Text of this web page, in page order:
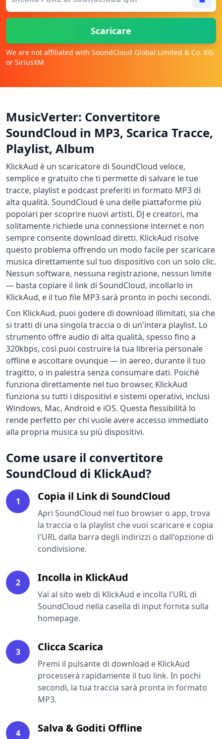
Scaricare
We are not affiliated with SoundCloud Global Limited & Co. KG
or SiriusXM
MusicVerter: Convertitore
SoundCloud in MP3, Scarica Tracce,
Playlist, Album
KlickAud è un scaricatore di SoundCloud veloce,
semplice e gratuito che ti permette di salvare le tue
tracce, playlist e podcast preferiti in formato MP3 di
alta qualità. SoundCloud è una delle piattaforme più
popolari per scoprire nuovi artisti, DJ e creatori, ma
solitamente richiede una connessione internet e non
sempre consente download diretti. KlickAud risolve
questo problema offrendo un modo facile per scaricare
musica direttamente sul tuo dispositivo con un solo clic.
Nessun software, nessuna registrazione, nessun limite
— basta copiare il link di SoundCloud, incollarlo in
KlickAud, e il tuo file MP3 sarà pronto in pochi secondi.
Con KlickAud, puoi godere di download illimitati, sia che
si tratti di una singola traccia o di un'intera playlist. Lo
strumento offre audio di alta qualità, spesso fino a
320kbps, così puoi costruire la tua libreria personale
offline e ascoltare ovunque — in aereo, durante il tuo
tragitto, o in palestra senza consumare dati. Poiché
funziona direttamente nel tuo browser, KlickAud
funziona su tutti i dispositivi e sistemi operativi, inclusi
Windows, Mac, Android e iOS. Questa flessibilità lo
rende perfetto per chi vuole avere accesso immediato
alla propria musica su più dispositivi.
Come usare il convertitore
SoundCloud di KlickAud?
1 Copia il Link di SoundCloud
Apri SoundCloud nel tuo browser o app, trova
la traccia o la playlist che vuoi scaricare e copia
l'URL dalla barra degli indirizzi o dall'opzione di
condivisione.
2 Incolla in KlickAud
Vai al sito web di KlickAud e incolla l'URL di
SoundCloud nella casella di input fornita sulla
homepage.
3 Clicca Scarica
Premi il pulsante di download e KlickAud
processerà rapidamente il tuo link. In pochi
secondi, la tua traccia sarà pronta in formato
MP3.
4 Salva & Goditi Offline